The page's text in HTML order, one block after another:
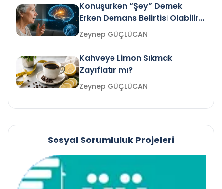
Konuşurken “Şey” Demek
Erken Demans Belirtisi Olabilir
mi?
Zeynep GÜÇLÜCAN
Kahveye Limon Sıkmak
Zayıflatır mı?
Zeynep GÜÇLÜCAN
Sosyal Sorumluluk Projeleri